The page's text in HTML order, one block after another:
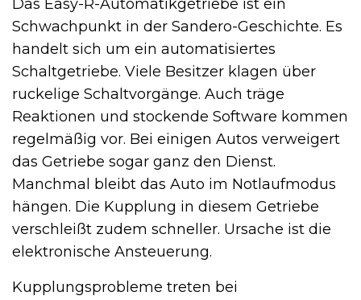
Das Easy-R-Automatikgetriebe ist ein
Schwachpunkt in der Sandero-Geschichte. Es
handelt sich um ein automatisiertes
Schaltgetriebe. Viele Besitzer klagen über
ruckelige Schaltvorgänge. Auch träge
Reaktionen und stockende Software kommen
regelmäßig vor. Bei einigen Autos verweigert
das Getriebe sogar ganz den Dienst.
Manchmal bleibt das Auto im Notlaufmodus
hängen. Die Kupplung in diesem Getriebe
verschleißt zudem schneller. Ursache ist die
elektronische Ansteuerung.
Kupplungsprobleme treten bei